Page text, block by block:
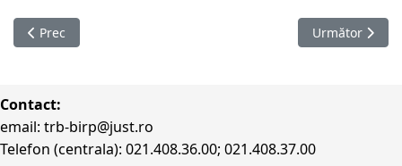
Articol precedent: ANUNȚ INTERVIU EXPERȚI JUDICIARI
Prec Articolul
Următor
Contact:
email: trb-birp@just.ro
Telefon (centrala): 021.408.36.00; 021.408.37.00